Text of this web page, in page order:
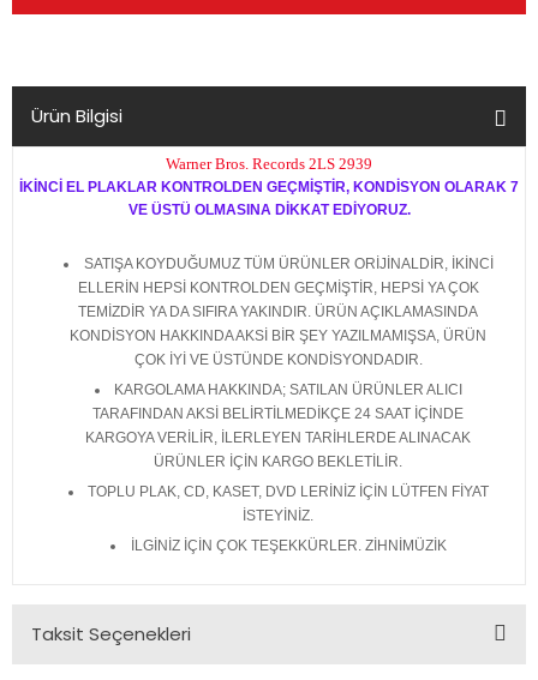
Ürün Bilgisi
Warner Bros. Records 2LS 2939
İKİNCİ EL PLAKLAR KONTROLDEN GEÇMİŞTİR, KONDİSYON OLARAK 7
VE ÜSTÜ OLMASINA DİKKAT EDİYORUZ.
SATIŞA KOYDUĞUMUZ TÜM ÜRÜNLER ORİJİNALDİR, İKİNCİ
ELLERİN HEPSİ KONTROLDEN GEÇMİŞTİR, HEPSİ YA ÇOK
TEMİZDİR YA DA SIFIRA YAKINDIR. ÜRÜN AÇIKLAMASINDA
KONDİSYON HAKKINDA AKSİ BİR ŞEY YAZILMAMIŞSA, ÜRÜN
ÇOK İYİ VE ÜSTÜNDE KONDİSYONDADIR.
KARGOLAMA HAKKINDA; SATILAN ÜRÜNLER ALICI
TARAFINDAN AKSİ BELİRTİLMEDİKÇE 24 SAAT İÇİNDE
KARGOYA VERİLİR, İLERLEYEN TARİHLERDE ALINACAK
ÜRÜNLER İÇİN KARGO BEKLETİLİR.
TOPLU PLAK, CD, KASET, DVD LERİNİZ İÇİN LÜTFEN FİYAT
İSTEYİNİZ.
İLGİNİZ İÇİN ÇOK TEŞEKKÜRLER. ZİHNİMÜZİK
Taksit Seçenekleri